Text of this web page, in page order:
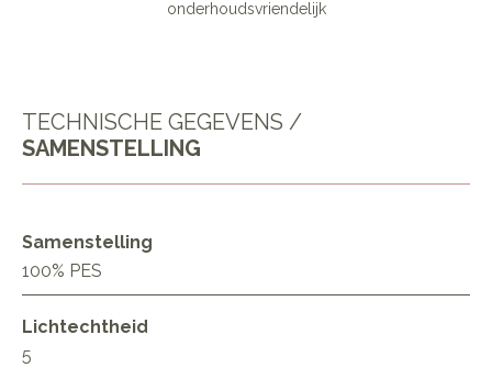
onderhoudsvriendelijk
TECHNISCHE GEGEVENS /
SAMENSTELLING
Samenstelling
100% PES
Lichtechtheid
5